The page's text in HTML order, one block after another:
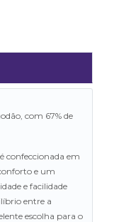
com 67% de
confeccionada em
e um
e facilidade
entre a
escolha para o